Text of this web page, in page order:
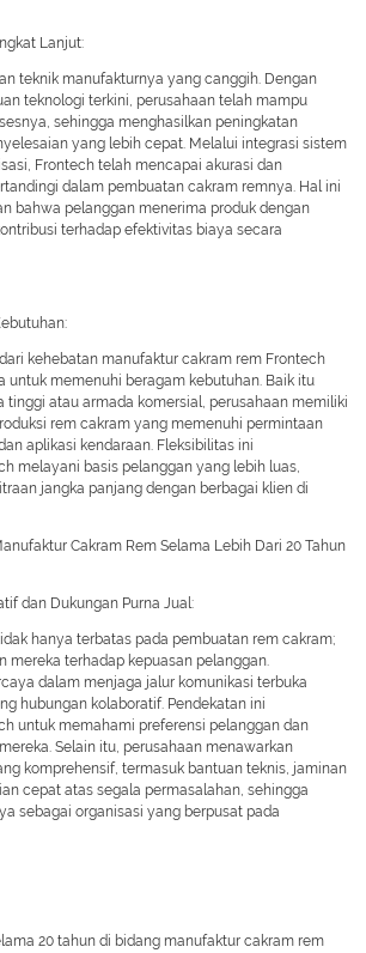
Lanjut:
teknik manufakturnya yang canggih. Dengan
teknologi terkini, perusahaan telah mampu
sehingga menghasilkan peningkatan
yang lebih cepat. Melalui integrasi sistem
Frontech telah mencapai akurasi dan
dalam pembuatan cakram remnya. Hal ini
bahwa pelanggan menerima produk dengan
terhadap efektivitas biaya secara
kehebatan manufaktur cakram rem Frontech
untuk memenuhi beragam kebutuhan. Baik itu
tinggi atau armada komersial, perusahaan memiliki
rem cakram yang memenuhi permintaan
aplikasi kendaraan. Fleksibilitas ini
melayani basis pelanggan yang lebih luas,
jangka panjang dengan berbagai klien di
dan Dukungan Purna Jual:
hanya terbatas pada pembuatan rem cakram;
mereka terhadap kepuasan pelanggan.
dalam menjaga jalur komunikasi terbuka
hubungan kolaboratif. Pendekatan ini
untuk memahami preferensi pelanggan dan
Selain itu, perusahaan menawarkan
komprehensif, termasuk bantuan teknis, jaminan
cepat atas segala permasalahan, sehingga
sebagai organisasi yang berpusat pada
20 tahun di bidang manufaktur cakram rem